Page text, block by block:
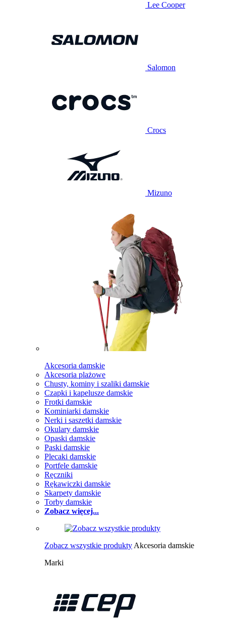
Lee Cooper
Salomon
Crocs
Mizuno
Akcesoria damskie
Akcesoria plażowe
Chusty, kominy i szaliki damskie
Czapki i kapelusze damskie
Frotki damskie
Kominiarki damskie
Nerki i saszetki damskie
Okulary damskie
Opaski damskie
Paski damskie
Plecaki damskie
Portfele damskie
Ręczniki
Rękawiczki damskie
Skarpety damskie
Torby damskie
Zobacz więcej...
Zobacz wszystkie produkty Akcesoria damskie
Marki